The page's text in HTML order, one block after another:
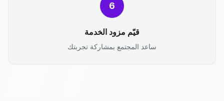
6
قيّم مزود الخدمة
ساعد المجتمع بمشاركة تجربتك